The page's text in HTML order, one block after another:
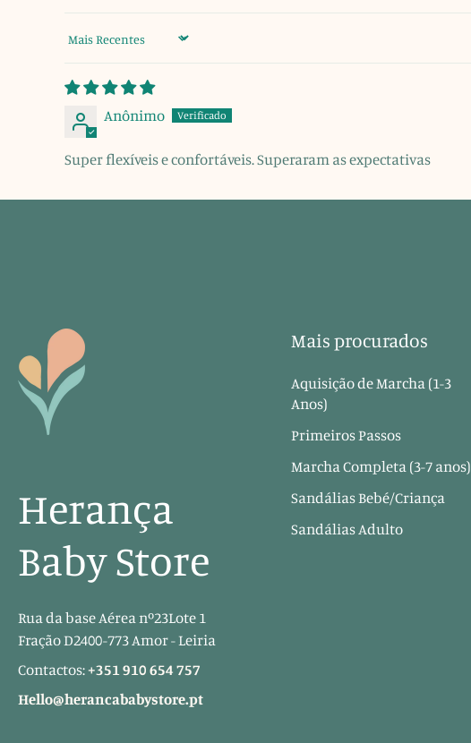
Sort by
Anônimo
Super flexíveis e confortáveis. Superaram as expectativas
Herança
Baby Store
Rua da base Aérea nº23Lote 1
Fração D2400-773 Amor - Leiria
Contactos: +351 910 654 757
Hello@herancababystore.pt
Mais procurados
Aquisição de Marcha (1-3
Anos)
Primeiros Passos
Marcha Completa (3-7 anos)
Sandálias Bebé/Criança
Sandálias Adulto